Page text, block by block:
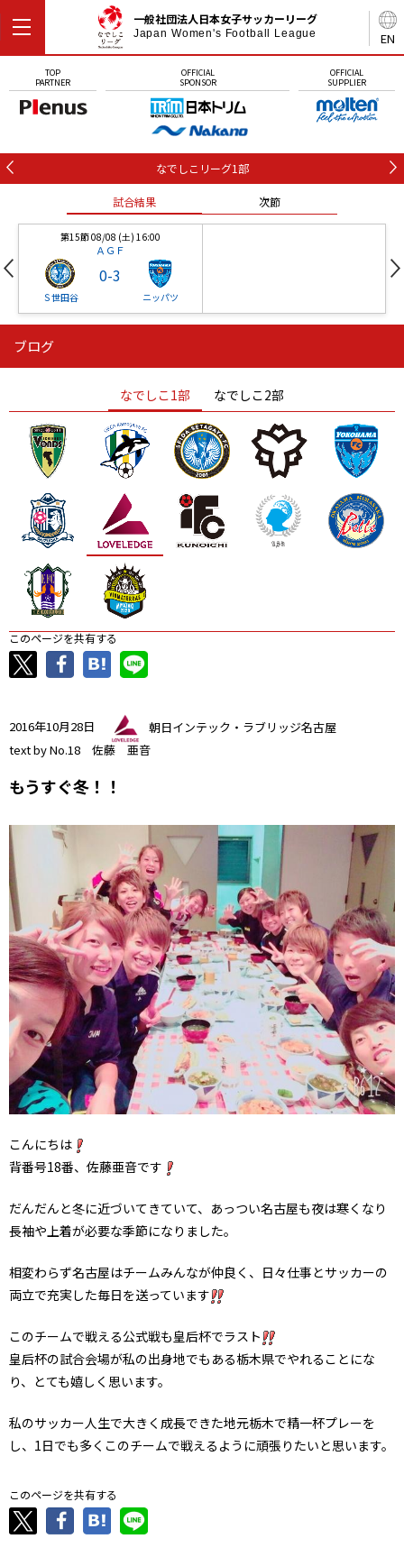
EN
一般社団法人日本女子サッカーリーグ
Japan Women's Football League
TOP
PARTNER
OFFICIAL
SPONSOR
OFFICIAL
SUPPLIER
なでしこリーグ1部
試合結果 次節
第15節 08/08 (土) 16:00
ＡＧＦ
Ｓ世田谷
0-3
ニッパツ
ニッパツ
ニッパツ 名古屋
石人の星
静岡 愛媛Ｌ
ブログ
なでしこ1部 なでしこ2部
このページを共有する
2016年10月28日
朝日インテック・ラブリッジ名古屋
text by No.18 佐藤 亜音
もうすぐ冬！！
こんにちは
背番号18番、佐藤亜音です
だんだんと冬に近づいてきていて、あっつい名古屋も夜は寒くなり
長袖や上着が必要な季節になりました。
相変わらず名古屋はチームみんなが仲良く、日々仕事とサッカーの
両立で充実した毎日を送っています
このチームで戦える公式戦も皇后杯でラスト
皇后杯の試合会場が私の出身地でもある栃木県でやれることにな
り、とても嬉しく思います。
私のサッカー人生で大きく成長できた地元栃木で精一杯プレーを
し、1日でも多くこのチームで戦えるように頑張りたいと思います。
このページを共有する